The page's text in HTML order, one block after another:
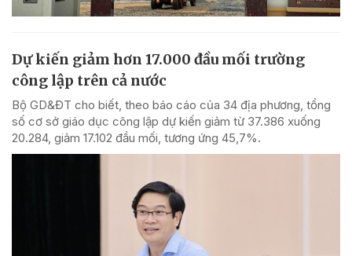
Dự kiến giảm hơn 17.000 đầu mối trường
công lập trên cả nước
Bộ GD&ĐT cho biết, theo báo cáo của 34 địa phương, tổng
số cơ sở giáo dục công lập dự kiến giảm từ 37.386 xuống
20.284, giảm 17.102 đầu mối, tương ứng 45,7%.